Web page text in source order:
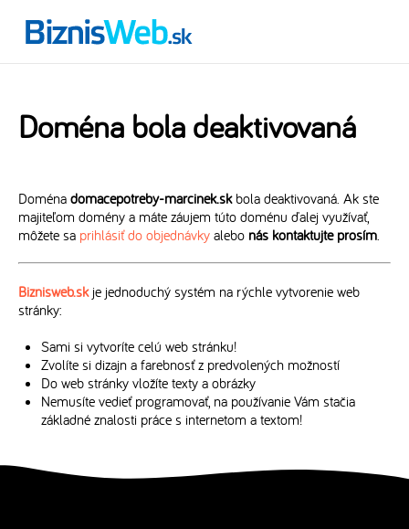
Doména bola deaktivovaná
Doména domacepotreby-marcinek.skbola deaktivovaná. Ak ste
majiteľom domény a máte záujem túto doménu ďalej využívať,
môžete sa prihlásiť do objednávky alebo nás kontaktujte prosím.
Biznisweb.skje jednoduchý systém na rýchle vytvorenie web
stránky:
Sami si vytvoríte celú web stránku!
Zvolíte si dizajn a farebnosť z predvolených možností
Do web stránky vložíte texty a obrázky
Nemusíte vedieť programovať, na používanie Vám stačia
základné znalosti práce s internetom a textom!